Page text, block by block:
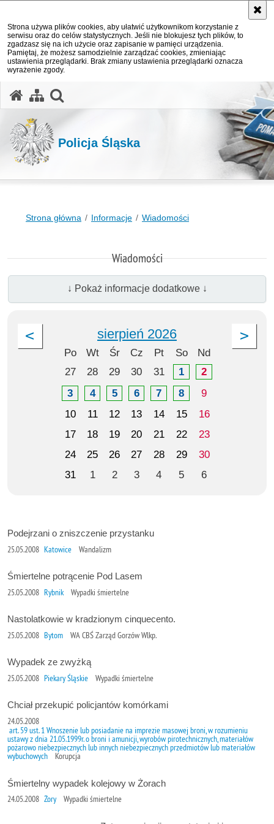
Strona używa plików cookies, aby ułatwić użytkownikom korzystanie z
serwisu oraz do celów statystycznych. Jeśli nie blokujesz tych plików, to
zgadzasz się na ich użycie oraz zapisanie w pamięci urządzenia.
Pamiętaj, że możesz samodzielnie zarządzać cookies, zmieniając
ustawienia przeglądarki. Brak zmiany ustawienia przeglądarki oznacza
wyrażenie zgody.
Policja Śląska
Strona główna Informacje Wiadomości
Wiadomości
↓ Pokaż informacje dodatkowe ↓
sierpień 2026
Po Wt Śr Cz Pt So
Nd
27
28 29 30 31 1
2
3
4 5 6 7 8
9
10
11 12 13 14 15
16
17
18 19 20 21 22
23
24
25 26 27 28 29
30
31
1 2 3 4 5 6
Podejrzani o zniszczenie przystanku
25.05.2008 Katowice Wandalizm
Śmiertelne potrącenie Pod Lasem
25.05.2008 Rybnik Wypadki śmiertelne
Nastolatkowie w kradzionym cinquecento.
25.05.2008 Bytom WA CBŚ Zarząd Gorzów Wlkp.
Wypadek ze zwyżką
25.05.2008 Piekary Śląskie Wypadki śmiertelne
Chciał przekupić policjantów komórkami
24.05.2008
art. 59 ust. 1 Wnoszenie lub posiadanie na imprezie masowej broni, w rozumieniu
ustawy z dnia 21.05.1999r. o broni i amunicji, wyrobów pirotechnicznych, materiałów
pożarowo niebezpiecznych lub innych niebezpiecznych przedmiotów lub materiałów
wybuchowych Korupcja
Śmiertelny wypadek kolejowy w Żorach
24.05.2008 Żory Wypadki śmiertelne